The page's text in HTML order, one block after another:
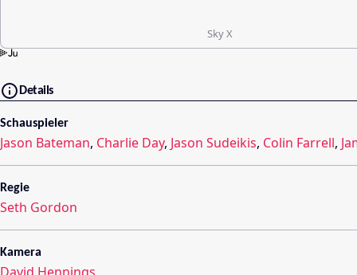
Sky X
Details
Schauspieler
Jason Bateman, Charlie Day, Jason Sudeikis, Colin Farrell,
Regie
Seth Gordon
Kamera